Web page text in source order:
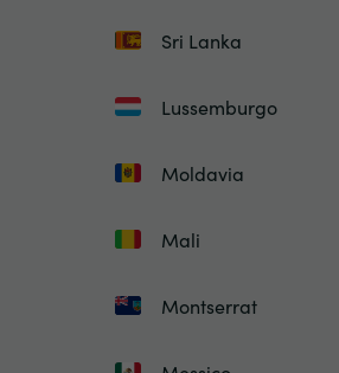
Sri Lanka
Lussemburgo
Moldavia
Mali
Montserrat